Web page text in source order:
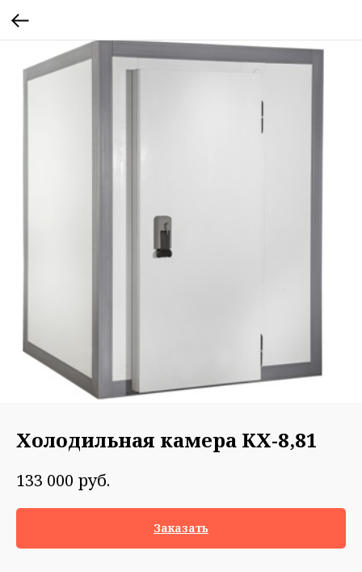
Холодильная камера КХ-8,81
133 000 руб.
Заказать